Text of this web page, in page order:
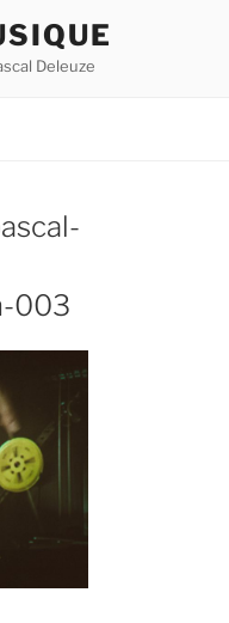
Deleuze
003